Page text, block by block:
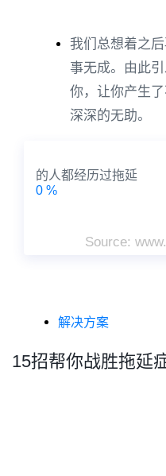
我们总想着之
事无成。由此
你，让你产生
深深的无助。
的人都经历过拖延
0 %
Source:
解决方案
15招帮你战胜拖延